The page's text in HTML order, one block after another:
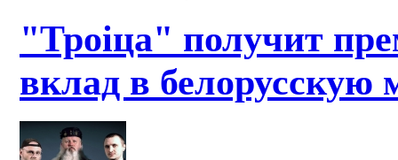
"Троіца" получит
вклад в белорусскую